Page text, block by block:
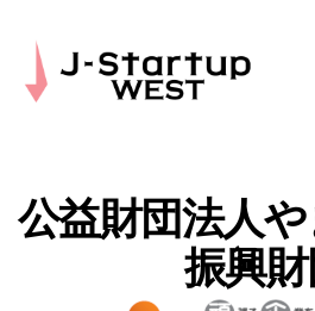
公益財団法人
振興財